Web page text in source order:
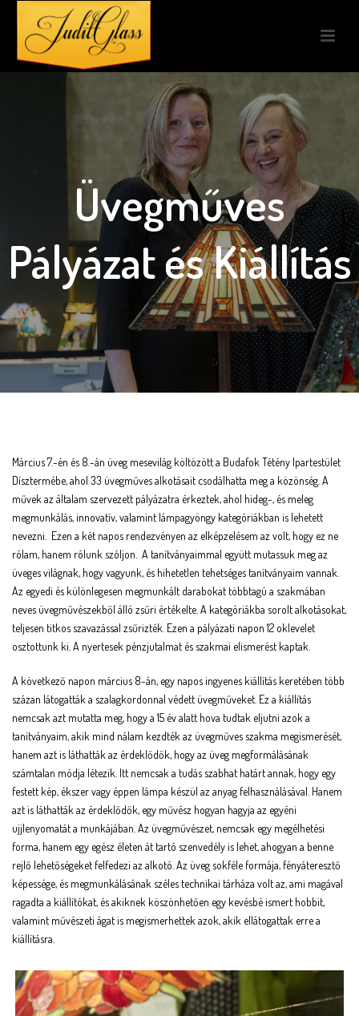
Üvegműves
Pályázat és Kiállítás
Március 7.-én és 8.-án üveg mesevilág költözött a Budafok Tétény Ipartestület
Dísztermébe, ahol 33 üvegműves alkotásait csodálhatta meg a közönség. A
művek az általam szervezett pályázatra érkeztek, ahol hideg-, és meleg
megmunkálás, innovatív, valamint lámpagyöngy kategóriákban is lehetett
nevezni. Ezen a két napos rendezvényen az elképzelésem az volt, hogy ez ne
rólam, hanem rólunk szóljon. A tanítványaimmal együtt mutassuk meg az
üveges világnak, hogy vagyunk, és hihetetlen tehetséges tanítványaim vannak.
Az egyedi és különlegesen megmunkált darabokat többtagú a szakmában
neves üvegművészekből álló zsűri értékelte. A kategóriákba sorolt alkotásokat,
teljesen titkos szavazással zsűrizték. Ezen a pályázati napon 12 oklevelet
osztottunk ki. A nyertesek pénzjutalmat és szakmai elismerést kaptak.
A következő napon március 8-án, egy napos ingyenes kiállítás keretében több
százan látogatták a szalagkordonnal védett üvegműveket. Ez a kiállítás
nemcsak azt mutatta meg, hogy a 15 év alatt hova tudtak eljutni azok a
tanítványaim, akik mind nálam kezdték az üvegműves szakma megismerését,
hanem azt is láthatták az érdeklődők, hogy az üveg megformálásának
számtalan módja létezik. Itt nemcsak a tudás szabhat határt annak, hogy egy
festett kép, ékszer vagy éppen lámpa készül az anyag felhasználásával. Hanem
azt is láthatták az érdeklődők, egy művész hogyan hagyja az egyéni
ujjlenyomatát a munkájában. Az üvegművészet, nemcsak egy megélhetési
forma, hanem egy egész életen át tartó szenvedély is lehet, ahogyan a benne
rejlő lehetőségeket felfedezi az alkotó. Az üveg sokféle formája, fényáteresztő
képessége, és megmunkálásának széles technikai tárháza volt az, ami magával
ragadta a kiállítókat, és akiknek köszönhetően egy kevésbé ismert hobbit,
valamint művészeti ágat is megismerhettek azok, akik ellátogattak erre a
kiállításra.